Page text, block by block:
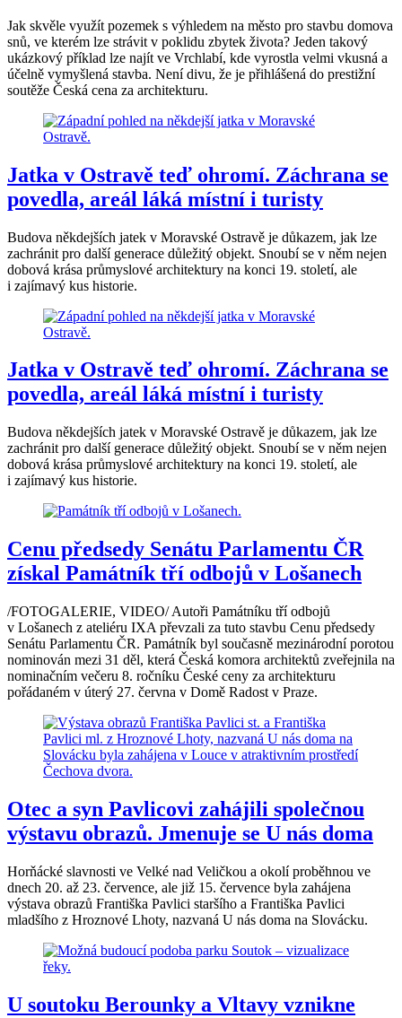
Jak skvěle využít pozemek s výhledem na město pro stavbu domova
snů, ve kterém lze strávit v poklidu zbytek života? Jeden takový
ukázkový příklad lze najít ve Vrchlabí, kde vyrostla velmi vkusná a
účelně vymyšlená stavba. Není divu, že je přihlášená do prestižní
soutěže Česká cena za architekturu.
Jatka v Ostravě teď ohromí. Záchrana se
povedla, areál láká místní i turisty
Budova někdejších jatek v Moravské Ostravě je důkazem, jak lze
zachránit pro další generace důležitý objekt. Snoubí se v něm nejen
dobová krása průmyslové architektury na konci 19. století, ale
i zajímavý kus historie.
Jatka v Ostravě teď ohromí. Záchrana se
povedla, areál láká místní i turisty
Budova někdejších jatek v Moravské Ostravě je důkazem, jak lze
zachránit pro další generace důležitý objekt. Snoubí se v něm nejen
dobová krása průmyslové architektury na konci 19. století, ale
i zajímavý kus historie.
Cenu předsedy Senátu Parlamentu ČR
získal Památník tří odbojů v Lošanech
/FOTOGALERIE, VIDEO/ Autoři Památníku tří odbojů
v Lošanech z ateliéru IXA převzali za tuto stavbu Cenu předsedy
Senátu Parlamentu ČR. Památník byl současně mezinárodní porotou
nominován mezi 31 děl, která Česká komora architektů zveřejnila na
nominačním večeru 8. ročníku České ceny za architekturu
pořádaném v úterý 27. června v Domě Radost v Praze.
Otec a syn Pavlicovi zahájili společnou
výstavu obrazů. Jmenuje se U nás doma
Horňácké slavnosti ve Velké nad Veličkou a okolí proběhnou ve
dnech 20. až 23. července, ale již 15. července byla zahájena
výstava obrazů Františka Pavlici staršího a Františka Pavlici
mladšího z Hroznové Lhoty, nazvaná U nás doma na Slovácku.
U soutoku Berounky a Vltavy vznikne